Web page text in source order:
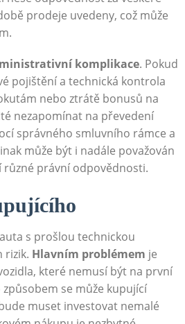
prodeje uvedeny, což může
komplikace. Pokud
pojištění a technická kontrola
nebo ztrátě bonusů na
nezapomínat na převedení
správného smluvního rámce a
může být i nadále považován
různé právní odpovědnosti.
s prošlou technickou
rizik. Hlavním problémem je
které nemusí být na první
se může kupující
muset investovat nemalé